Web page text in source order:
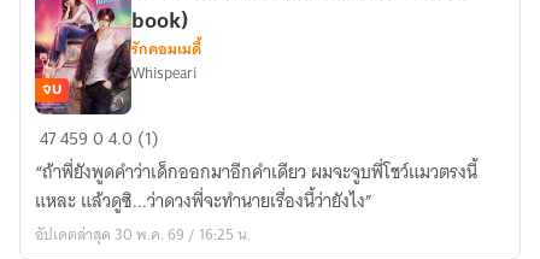
พยากรณ์
รัก
ครั้ง
สุดท้าย
ที่
จบ
book)
รักคอมเมดี้
Whispeari
4745904.0 (1)
“ถ้าพี่ยังพูดคำว่าเด็กออกมาอีกคำเดียว ผมจะจูบพี่โชว์แมวตรงนี้
แหละ แล้วดูซิ...ว่าดวงพี่จะทำนายเรื่องนี้ว่ายังไง”
อัปเดตล่าสุด 30 พ.ค. 69 / 16:25 น.